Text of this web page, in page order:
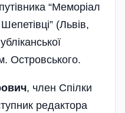
“Меморіал
(Львів,
Островського.
, член Спілки
редактора